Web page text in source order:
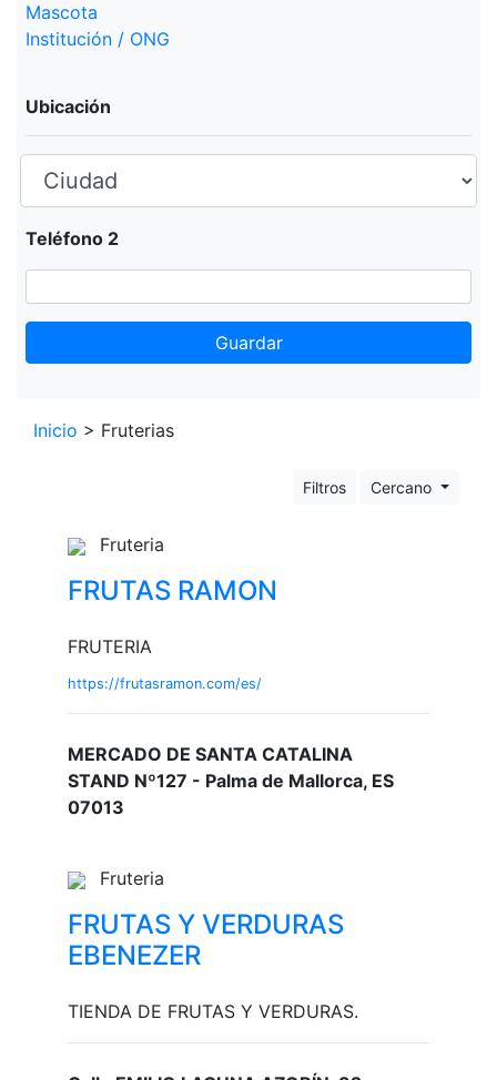
Mascota
Institución / ONG
Ubicación
Teléfono 2
Guardar
+
Inicio > Fruterias
Filtros Cercano
Fruteria
FRUTAS RAMON
FRUTERIA
https://frutasramon.com/es/
MERCADO DE SANTA CATALINA
STAND Nº127 - Palma de Mallorca, ES
07013
Fruteria
FRUTAS Y VERDURAS
EBENEZER
TIENDA DE FRUTAS Y VERDURAS.